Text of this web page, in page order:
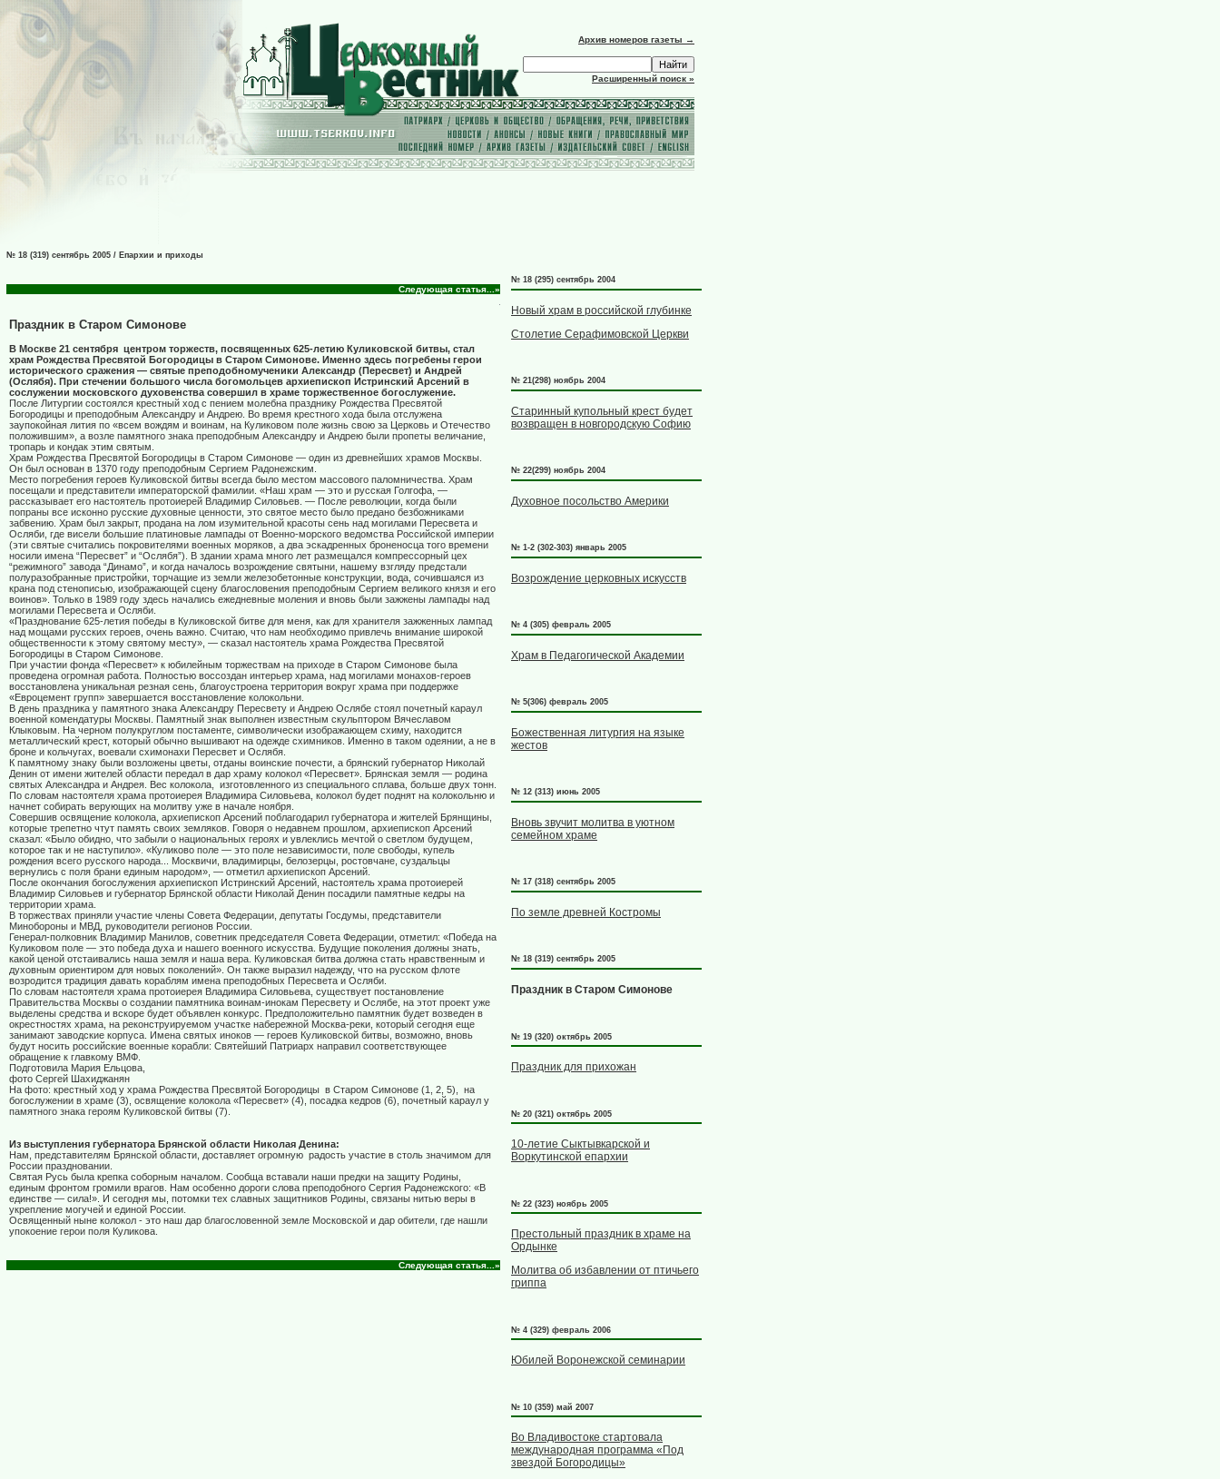
Архив номеров газеты →
Расширенный поиск »
№ 18 (319) сентябрь 2005 / Епархии и приходы
Следующая статья...»
Праздник в Старом Симонове
В Москве 21 сентября центром торжеств, посвященных 625-летию Куликовской битвы, стал
храм Рождества Пресвятой Богородицы в Старом Симонове. Именно здесь погребены герои
исторического сражения — святые преподобномученики Александр (Пересвет) и Андрей
(Ослябя). При стечении большого числа богомольцев архиепископ Истринский Арсений в
сослужении московского духовенства совершил в храме торжественное богослужение.
После Литургии состоялся крестный ход с пением молебна празднику Рождества Пресвятой
Богородицы и преподобным Александру и Андрею. Во время крестного хода была отслужена
заупокойная лития по «всем вождям и воинам, на Куликовом поле жизнь свою за Церковь и Отечество
положившим», а возле памятного знака преподобным Александру и Андрею были пропеты величание,
тропарь и кондак этим святым.
Храм Рождества Пресвятой Богородицы в Старом Симонове — один из древнейших храмов Москвы.
Он был основан в 1370 году преподобным Сергием Радонежским.
Место погребения героев Куликовской битвы всегда было местом массового паломничества. Храм
посещали и представители императорской фамилии. «Наш храм — это и русская Голгофа, —
рассказывает его настоятель протоиерей Владимир Силовьев. — После революции, когда были
попраны все исконно русские духовные ценности, это святое место было предано безбожниками
забвению. Храм был закрыт, продана на лом изумительной красоты сень над могилами Пересвета и
Осляби, где висели большие платиновые лампады от Военно-морского ведомства Российской империи
(эти святые считались покровителями военных моряков, а два эскадренных броненосца того времени
носили имена “Пересвет” и “Ослябя”). В здании храма много лет размещался компрессорный цех
“режимного” завода “Динамо”, и когда началось возрождение святыни, нашему взгляду предстали
полуразобранные пристройки, торчащие из земли железобетонные конструкции, вода, сочившаяся из
крана под стенописью, изображающей сцену благословения преподобным Сергием великого князя и его
воинов». Только в 1989 году здесь начались ежедневные моления и вновь были зажжены лампады над
могилами Пересвета и Осляби.
«Празднование 625-летия победы в Куликовской битве для меня, как для хранителя зажженных лампад
над мощами русских героев, очень важно. Считаю, что нам необходимо привлечь внимание широкой
общественности к этому святому месту», — сказал настоятель храма Рождества Пресвятой
Богородицы в Старом Симонове.
При участии фонда «Пересвет» к юбилейным торжествам на приходе в Старом Симонове была
проведена огромная работа. Полностью воссоздан интерьер храма, над могилами монахов-героев
восстановлена уникальная резная сень, благоустроена территория вокруг храма при поддержке
«Евроцемент групп» завершается восстановление колокольни.
В день праздника у памятного знака Александру Пересвету и Андрею Ослябе стоял почетный караул
военной комендатуры Москвы. Памятный знак выполнен известным скульптором Вячеславом
Клыковым. На черном полукруглом постаменте, символически изображающем схиму, находится
металлический крест, который обычно вышивают на одежде схимников. Именно в таком одеянии, а не в
броне и кольчугах, воевали схимонахи Пересвет и Ослябя.
К памятному знаку были возложены цветы, отданы воинские почести, а брянский губернатор Николай
Денин от имени жителей области передал в дар храму колокол «Пересвет». Брянская земля — родина
святых Александра и Андрея. Вес колокола,
изготовленного из специального сплава, больше двух тонн.
По словам настоятеля храма протоиерея Владимира Силовьева, колокол будет поднят на колокольню и
начнет собирать верующих на молитву уже в начале ноября.
Совершив освящение колокола, архиепископ Арсений поблагодарил губернатора и жителей Брянщины,
которые трепетно чтут память своих земляков. Говоря о недавнем прошлом, архиепископ Арсений
сказал: «Было обидно, что забыли о национальных героях и увлеклись мечтой о светлом будущем,
которое так и не наступило». «Куликово поле — это поле независимости, поле свободы, купель
рождения всего русского народа... Москвичи, владимирцы, белозерцы, ростовчане, суздальцы
вернулись с поля брани единым народом», — отметил архиепископ Арсений.
После окончания богослужения архиепископ Истринский Арсений, настоятель храма протоиерей
Владимир Силовьев и губернатор Брянской области Николай Денин посадили памятные кедры на
территории храма.
В торжествах приняли участие члены Совета Федерации, депутаты Госдумы, представители
Минобороны и МВД, руководители регионов России.
Генерал-полковник Владимир Манилов, советник председателя Совета Федерации, отметил: «Победа на
Куликовом поле — это победа духа и нашего военного искусства. Будущие поколения должны знать,
какой ценой отстаивались наша земля и наша вера. Куликовская битва должна стать нравственным и
духовным ориентиром для новых поколений». Он также выразил надежду, что на русском флоте
возродится традиция давать кораблям имена преподобных Пересвета и Осляби.
По словам настоятеля храма протоиерея Владимира Силовьева, существует постановление
Правительства Москвы о создании памятника воинам-инокам Пересвету и Ослябе, на этот проект уже
выделены средства и вскоре будет объявлен конкурс. Предположительно памятник будет возведен в
окрестностях храма, на реконструируемом участке набережной Москва-реки, который сегодня еще
занимают заводские корпуса. Имена святых иноков — героев Куликовской битвы, возможно, вновь
будут носить российские военные корабли: Святейший Патриарх направил соответствующее
обращение к главкому ВМФ.
Подготовила Мария Ельцова,
фото Сергей Шахиджанян
На фото: крестный ход у храма Рождества Пресвятой Богородицы в Старом Симонове (1, 2, 5),
на
богослужении в храме (3), освящение колокола «Пересвет» (4), посадка кедров (6), почетный караул у
памятного знака героям Куликовской битвы (7).
Из выступления губернатора Брянской области Николая Денина:
Нам, представителям Брянской области, доставляет огромную радость участие в столь значимом для
России праздновании.
Святая Русь была крепка соборным началом. Сообща вставали наши предки на защиту Родины,
единым фронтом громили врагов. Нам особенно дороги слова преподобного Сергия Радонежского: «В
единстве — сила!». И сегодня мы, потомки тех славных защитников Родины, связаны нитью веры в
укрепление могучей и единой России.
Освященный ныне колокол - это наш дар благословенной земле Московской и дар обители, где нашли
упокоение герои поля Куликова.
Следующая статья...»
№ 18 (295) сентябрь 2004
Новый храм в российской глубинке
Столетие Серафимовской Церкви
№ 21(298) ноябрь 2004
Старинный купольный крест будет
возвращен в новгородскую Софию
№ 22(299) ноябрь 2004
Духовное посольство Америки
№ 1-2 (302-303) январь 2005
Возрождение церковных искусств
№ 4 (305) февраль 2005
Храм в Педагогической Академии
№ 5(306) февраль 2005
Божественная литургия на языке
жестов
№ 12 (313) июнь 2005
Вновь звучит молитва в уютном
семейном храме
№ 17 (318) сентябрь 2005
По земле древней Костромы
№ 18 (319) сентябрь 2005
Праздник в Старом Симонове
№ 19 (320) октябрь 2005
Праздник для прихожан
№ 20 (321) октябрь 2005
10-летие Сыктывкарской и
Воркутинской епархии
№ 22 (323) ноябрь 2005
Престольный праздник в храме на
Ордынке
Молитва об избавлении от птичьего
гриппа
№ 4 (329) февраль 2006
Юбилей Воронежской семинарии
№ 10 (359) май 2007
Во Владивостоке стартовала
международная программа «Под
звездой Богородицы»